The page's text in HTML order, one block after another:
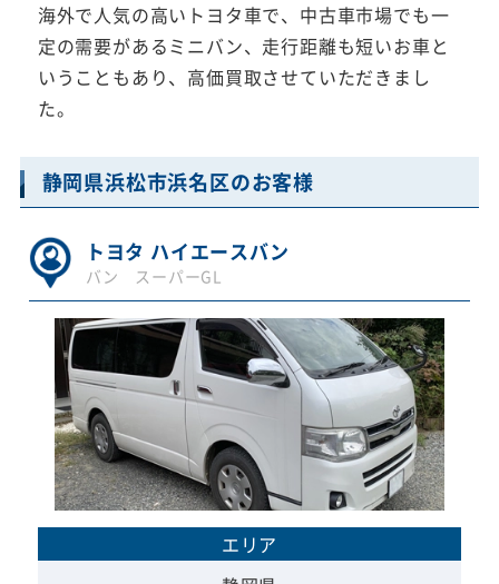
海外で人気の高いトヨタ車で、中古車市場でも一
定の需要があるミニバン、走行距離も短いお車と
いうこともあり、高価買取させていただきまし
た。
静岡県浜松市浜名区のお客様
トヨタ ハイエースバン
バン スーパーGL
エリア